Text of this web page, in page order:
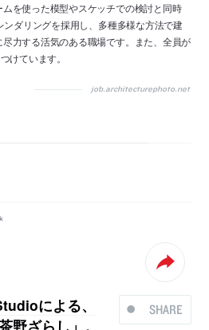
を使った模型やスケッチでの検討と同時
ンダリングを採用し、多種多様な方法で建
力する活気のある職場です。また、全員が
けています。
job.architecturephoto.net
SHARE
による、
野ざらし」。